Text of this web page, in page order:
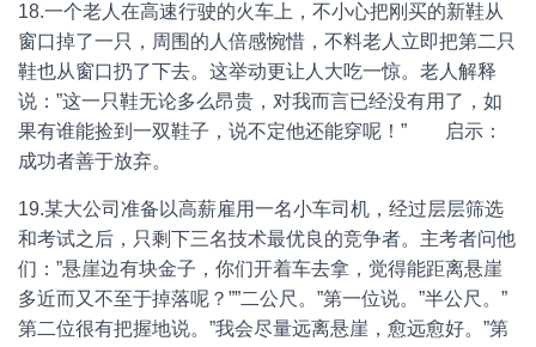
18.一个老人在高速行驶的火车上，不小心把刚买的新鞋从
窗口掉了一只，周围的人倍感惋惜，不料老人立即把第二只
鞋也从窗口扔了下去。这举动更让人大吃一惊。老人解释
说：”这一只鞋无论多么昂贵，对我而言已经没有用了，如
果有谁能捡到一双鞋子，说不定他还能穿呢！” 启示：
成功者善于放弃。
19.某大公司准备以高薪雇用一名小车司机，经过层层筛选
和考试之后，只剩下三名技术最优良的竞争者。主考者问他
们：”悬崖边有块金子，你们开着车去拿，觉得能距离悬崖
多近而又不至于掉落呢？””二公尺。”第一位说。”半公尺。”
第二位很有把握地说。”我会尽量远离悬崖，愈远愈好。”第